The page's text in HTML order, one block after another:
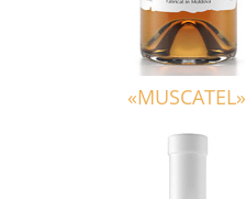
«MUSCATEL»